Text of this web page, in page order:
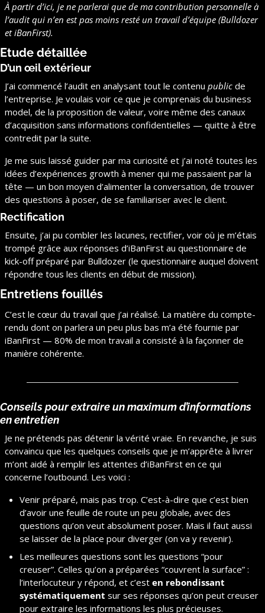
À partir d’ici, je ne parlerai que de ma contribution personnelle à
l’audit qui n’en est pas moins resté un travail d’équipe (Bulldozer
et iBanFirst).
Etude détaillée
D’un œil extérieur
J’ai commencé l’audit en analysant tout le contenu public de
l’entreprise. Je voulais voir ce que je comprenais du business
model, de la proposition de valeur, voire même des canaux
d’acquisition sans informations confidentielles — quitte à être
contredit par la suite.
Je me suis laissé guider par ma curiosité et j’ai noté toutes les
idées d’expériences growth à mener qui me passaient par la
tête — un bon moyen d’alimenter la conversation, de trouver
des questions à poser, de se familiariser avec le client.
Rectification
Ensuite, j’ai pu combler les lacunes, rectifier, voir où je m’étais
trompé grâce aux réponses d’iBanFirst au questionnaire de
kick-off préparé par Bulldozer (le questionnaire auquel doivent
répondre tous les clients en début de mission).
Entretiens fouillés
C’est le cœur du travail que j’ai réalisé. La matière du compte-
rendu dont on parlera un peu plus bas m’a été fournie par
iBanFirst — 80% de mon travail a consisté à la façonner de
manière cohérente.
Conseils pour extraire un maximum d’informations
en entretien
Je ne prétends pas détenir la vérité vraie. En revanche, je suis
convaincu que les quelques conseils que je m’apprête à livrer
m’ont aidé à remplir les attentes d’iBanFirst en ce qui
concerne l’outbound. Les voici :
Venir préparé, mais pas trop. C’est-à-dire que c’est bien
d’avoir une feuille de route un peu globale, avec des
questions qu’on veut absolument poser. Mais il faut aussi
se laisser de la place pour diverger (on va y revenir).
Les meilleures questions sont les questions “pour
creuser”. Celles qu’on a préparées “couvrent la surface” :
l’interlocuteur y répond, et c’est en rebondissant
systématiquement sur ses réponses qu’on peut creuser
pour extraire les informations les plus précieuses.